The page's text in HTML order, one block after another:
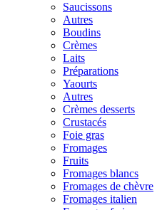
Saucissons
Autres
Boudins
Crèmes
Laits
Préparations
Yaourts
Autres
Crèmes desserts
Crustacés
Foie gras
Fromages
Fruits
Fromages blancs
Fromages de chèvre
Fromages italien